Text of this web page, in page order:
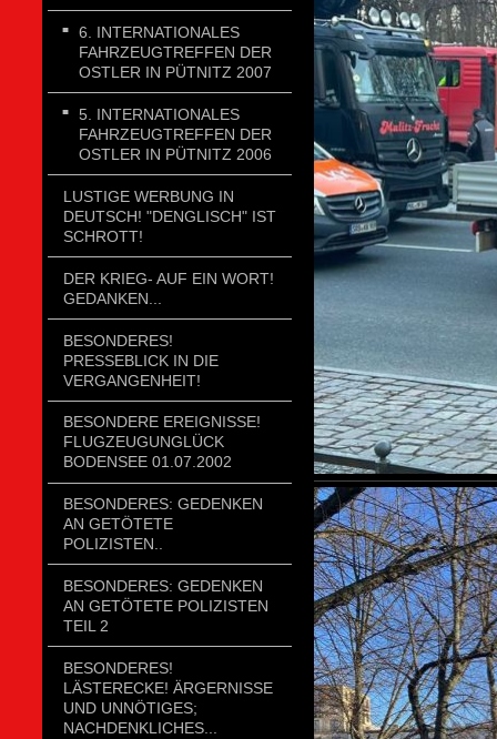
6. INTERNATIONALES
FAHRZEUGTREFFEN DER
OSTLER IN PÜTNITZ 2007
5. INTERNATIONALES
FAHRZEUGTREFFEN DER
OSTLER IN PÜTNITZ 2006
LUSTIGE WERBUNG IN
DEUTSCH! "DENGLISCH" IST
SCHROTT!
DER KRIEG- AUF EIN WORT!
GEDANKEN...
BESONDERES!
PRESSEBLICK IN DIE
VERGANGENHEIT!
BESONDERE EREIGNISSE!
FLUGZEUGUNGLÜCK
BODENSEE 01.07.2002
BESONDERES: GEDENKEN
AN GETÖTETE
POLIZISTEN..
BESONDERES: GEDENKEN
AN GETÖTETE POLIZISTEN
TEIL 2
BESONDERES!
LÄSTERECKE! ÄRGERNISSE
UND UNNÖTIGES;
NACHDENKLICHES...